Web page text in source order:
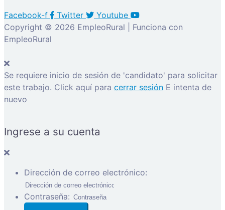
Facebook-f Twitter
Youtube
Copyright © 2026 EmpleoRural | Funciona con
EmpleoRural
Se requiere inicio de sesión de 'candidato' para solicitar
este trabajo. Click aquí para cerrar sesión E intenta de
nuevo
Ingrese a su cuenta
Dirección de correo electrónico:
Contraseña: